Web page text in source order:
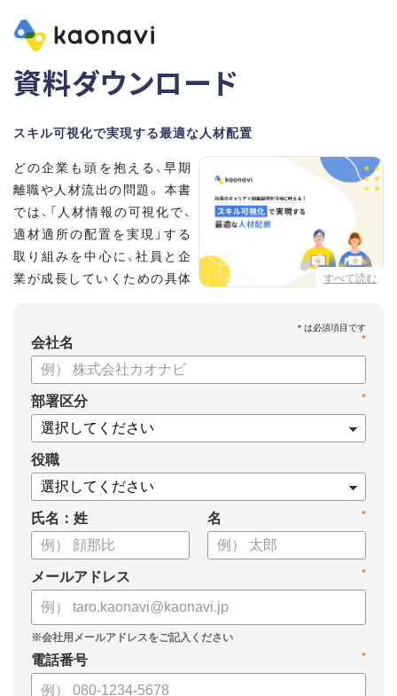
資料ダウンロード
スキル可視化で実現する最適な人材配置
すべて読む
どの企業も頭を抱える、早期
離職や人材流出の問題。 本書
では、「人材情報の可視化で、
適材適所の配置を実現」する
取り組みを中心に、社員と企
業が成長していくための具体
【資料の内容】
・不適切な人員配置の要因と悪影響
・データドリブンな人材配置のメリット
・導入イメージとリーダー育成への応用
*
会社名
*
部署区分
役職
氏名：姓 *
名
*
メールアドレス
*
電話番号